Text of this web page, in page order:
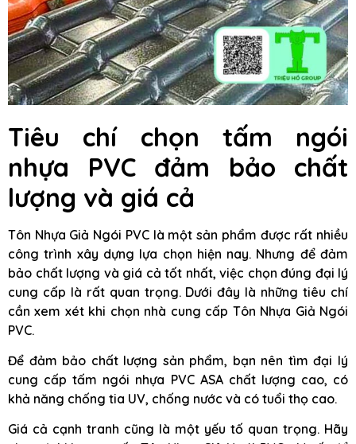
Tiêu chí chọn tấm ngói
nhựa PVC đảm bảo chất
lượng và giá cả
Tôn Nhựa Giả Ngói PVC là một sản phẩm được rất nhiều
công trình xây dựng lựa chọn hiện nay. Nhưng để đảm
bảo chất lượng và giá cả tốt nhất, việc chọn đúng đại lý
cung cấp là rất quan trọng. Dưới đây là những tiêu chí
cần xem xét khi chọn nhà cung cấp Tôn Nhựa Giả Ngói
PVC.
Để đảm bảo chất lượng sản phẩm, bạn nên tìm đại lý
cung cấp tấm ngói nhựa PVC ASA chất lượng cao, có
khả năng chống tia UV, chống nước và có tuổi thọ cao.
Giá cả cạnh tranh cũng là một yếu tố quan trọng. Hãy